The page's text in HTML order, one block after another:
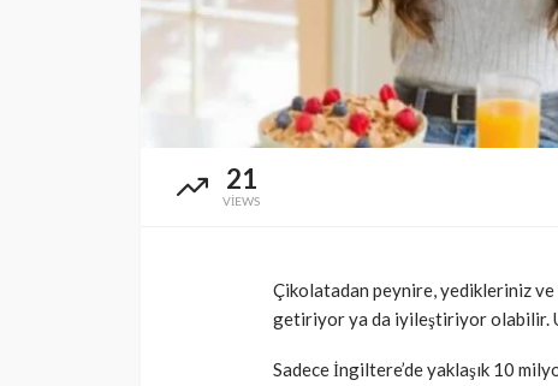
21
VIEWS
Çikolatadan peynire, yedikleriniz ve
getiriyor ya da iyileştiriyor olabilir.
Sadece İngiltere’de yaklaşık 10
3 kısmı
Alzheimer riskine
SAĞLIK
Türkiye’de de